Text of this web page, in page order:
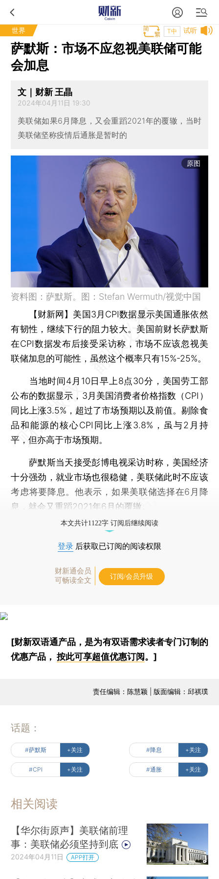
世界 试听
T中
萨默斯：市场不应忽视美联储可能
会加息
文｜财新 王晶
2024年04月11日 19:30
美联储如果6月降息，又会重蹈2021年的覆辙，当时
美联储坚称疫情后通胀是暂时的
原图
资料图：萨默斯。图：Stefan Wermuth/视觉中国
【财新网】 美国3月CPI数据显示美国通胀依然
有韧性，继续下行的阻力较大。美国前财长萨默斯
在CPI数据发布后接受采访称，市场不应该忽视美
联储加息的可能性，虽然这个概率只有15%-25%。
当地时间4月10日早上8点30分，美国劳工部
公布的数据显示，3月美国消费者价格指数（CPI）
同比上涨3.5%，超过了市场预期以及前值。剔除食
品和能源的核心CPI同比上涨3.8%，虽与2月持
平，但亦高于市场预期。
萨默斯当天接受彭博电视采访时称，美国经济
十分强劲，就业市场也很稳健，美联储此时不应该
考虑将要降息。他表示，如果美联储选择在6月降
息，就会又重蹈2021年6月的覆辙。
本文共计1122字 订阅后继续阅读
登录 后获取已订阅的阅读权限
财新通会员
可畅读全文
订阅/会员升级
[财新双语通产品，是为有双语需求读者专门订制的
优惠产品，按此可享超值优惠订阅。]
责任编辑：陈慧颖 | 版面编辑：邱祺璞
话题：
#萨默斯 +关注 #降息 +关注
#CPI +关注 #通胀 +关注
相关阅读
【华尔街原声】美联储前理
事：美联储必须坚持到底
2024年04月11日 APP打开